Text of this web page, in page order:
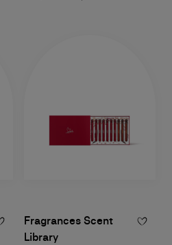
Fragrances Scent
Library